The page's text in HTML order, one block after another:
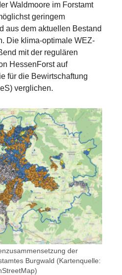
Waldmoore im Forstamt
geringem
aus dem aktuellen Bestand
Die klima-optimale WEZ-
mit der regulären
HessenForst auf
für die Bewirtschaftung
verglichen.
der
Burgwald (Kartenquelle: